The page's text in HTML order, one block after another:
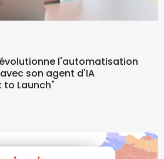
l'automatisation
son agent d'IA
to Launch"